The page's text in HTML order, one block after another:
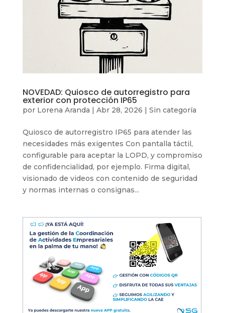
NOVEDAD: Quiosco de autorregistro para
exterior con protección IP65
por Lorena Aranda | Abr 28, 2026 | Sin categoría
Quiosco de autorregistro IP65 para atender las
necesidades más exigentes Con pantalla táctil,
configurable para aceptar la LOPD, y compromiso
de confidencialidad, por ejemplo. Firma digital,
visionado de videos con contenido de seguridad
y normas internas o consignas...